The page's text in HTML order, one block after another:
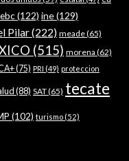
(122) ine(129)
Pilar(222) meade(65)
(515) morena (62)
(75) PRI (49) proteccion
(88) SAT(65) tecate
(102) turismo (52)